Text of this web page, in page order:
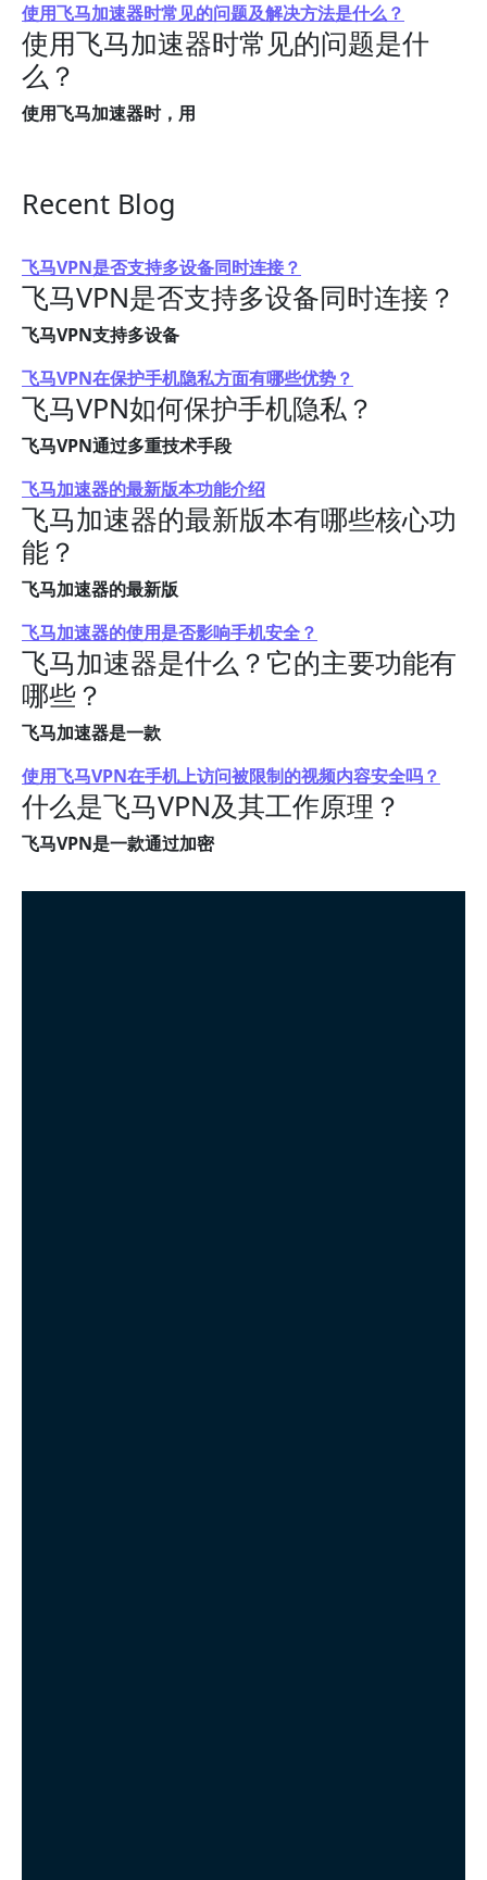
使用飞马加速器时常见的问题及解决方法是什么？
使用飞马加速器时常见的问题是什
么？
使用飞马加速器时，用
Recent Blog
飞马VPN是否支持多设备同时连接？
飞马VPN是否支持多设备同时连接？
飞马VPN支持多设备
飞马VPN在保护手机隐私方面有哪些优势？
飞马VPN如何保护手机隐私？
飞马VPN通过多重技术手段
飞马加速器的最新版本功能介绍
飞马加速器的最新版本有哪些核心功
能？
飞马加速器的最新版
飞马加速器的使用是否影响手机安全？
飞马加速器是什么？它的主要功能有
哪些？
飞马加速器是一款
使用飞马VPN在手机上访问被限制的视频内容安全吗？
什么是飞马VPN及其工作原理？
飞马VPN是一款通过加密